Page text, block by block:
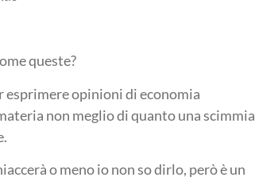
queste?
opinioni di economia
non meglio di quanto una scimmia
o meno io non so dirlo, però è un